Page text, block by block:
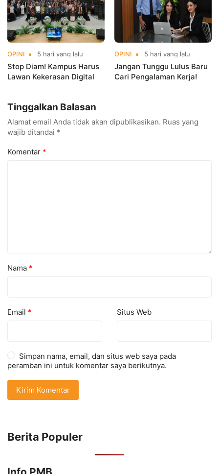
OPINI 5 hari yang lalu
Stop Diam! Kampus Harus
Lawan Kekerasan Digital
OPINI 5 hari yang lalu
Jangan Tunggu Lulus Baru
Cari Pengalaman Kerja!
Tinggalkan Balasan
Alamat email Anda tidak akan dipublikasikan. Ruas yang
wajib ditandai *
Komentar *
Nama *
Email * Situs Web
Simpan nama, email, dan situs web saya pada
peramban ini untuk komentar saya berikutnya.
Berita Populer